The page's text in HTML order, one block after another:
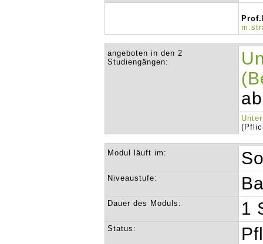
angeboten in den 2
Studiengängen:
Modul läuft im:
Niveaustufe:
Dauer des Moduls: 1
Status: